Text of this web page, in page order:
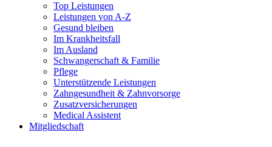
Top Leistungen
Leistungen von A-Z
Gesund bleiben
Im Krankheitsfall
Im Ausland
Schwangerschaft & Familie
Pflege
Unterstützende Leistungen
Zahngesundheit & Zahnvorsorge
Zusatzversicherungen
Medical Assistent
Mitgliedschaft